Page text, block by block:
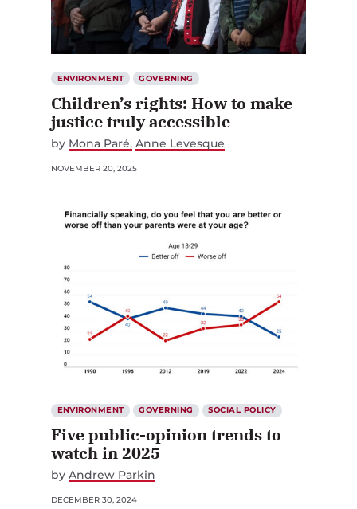
ENVIRONMENT GOVERNING
Children’s rights: How to make
justice truly accessible
by Mona Paré Anne Levesque
NOVEMBER 20, 2025
ENVIRONMENT GOVERNING SOCIAL POLICY
Five public-opinion trends to
watch in 2025
by Andrew Parkin
DECEMBER 30, 2024